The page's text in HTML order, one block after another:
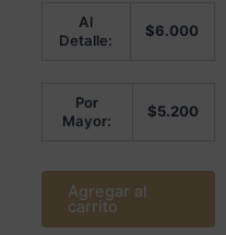
Al
Detalle:
$6.000
Por
Mayor:
$5.200
Agregar al
carrito